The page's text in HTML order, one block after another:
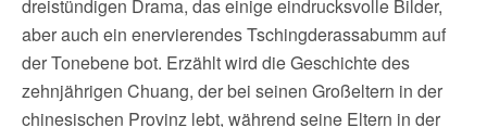
dreistündigen Drama, das einige eindrucksvolle Bilder,
aber auch ein enervierendes Tschingderassabumm auf
der Tonebene bot. Erzählt wird die Geschichte des
zehnjährigen Chuang, der bei seinen Großeltern in der
chinesischen Provinz lebt, während seine Eltern in der